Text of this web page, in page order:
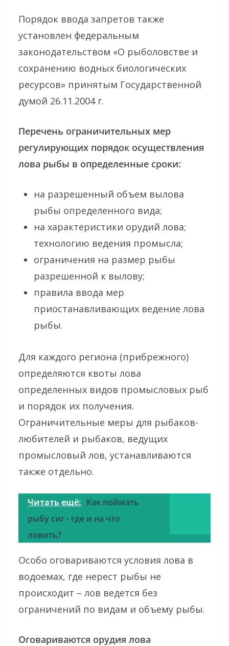
Порядок ввода запретов также
установлен федеральным
законодательством «О рыболовстве и
сохранению водных биологических
ресурсов» принятым Государственной
думой 26.11.2004 г.
Перечень ограничительных мер
регулирующих порядок осуществления
лова рыбы в определенные сроки:
на разрешенный объем вылова
рыбы определенного вида;
на характеристики орудий лова;
технологию ведения промысла;
ограничения на размер рыбы
разрешенной к вылову;
правила ввода мер
приостанавливающих ведение лова
рыбы.
Для каждого региона (прибрежного)
определяются квоты лова
определенных видов промысловых рыб
и порядок их получения.
Ограничительные меры для рыбаков-
любителей и рыбаков, ведущих
промысловый лов, устанавливаются
также отдельно.
Читать ещё: Как поймать
рыбу сиг - где и на что
ловить?
Особо оговариваются условия лова в
водоемах, где нерест рыбы не
происходит – лов ведется без
ограничений по видам и объему рыбы.
Оговариваются орудия лова